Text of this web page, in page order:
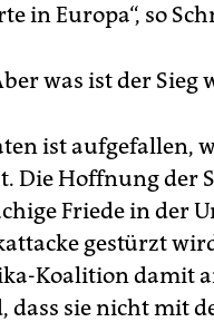
in Europa“, so
was ist der Sieg
ist aufgefallen,
Die Hoffnung der
Friede in der
gestürzt
Koalition damit
dass sie nicht mit